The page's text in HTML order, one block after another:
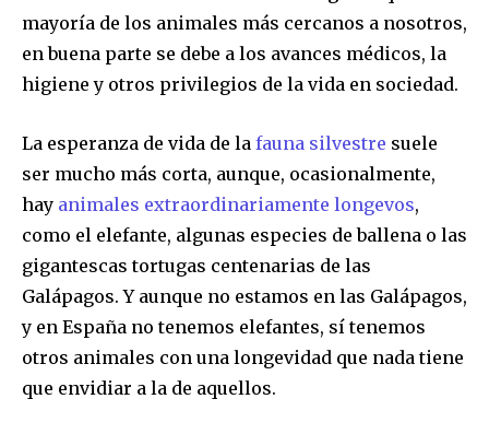
mayoría de los animales más cercanos a nosotros,
en buena parte se debe a los avances médicos, la
higiene y otros privilegios de la vida en sociedad.
La esperanza de vida de la fauna silvestre suele
ser mucho más corta, aunque, ocasionalmente,
hay animales extraordinariamente longevos,
como el elefante, algunas especies de ballena o las
gigantescas tortugas centenarias de las
Galápagos. Y aunque no estamos en las Galápagos,
y en España no tenemos elefantes, sí tenemos
otros animales con una longevidad que nada tiene
que envidiar a la de aquellos.